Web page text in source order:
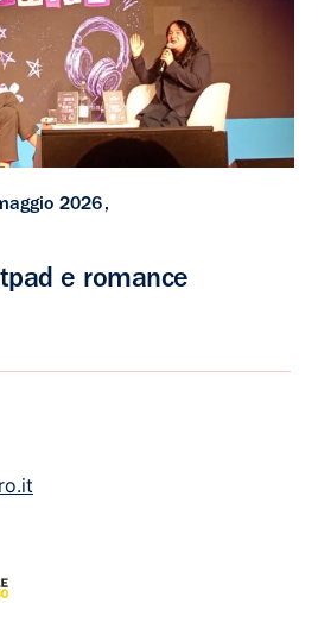
2026
e romance